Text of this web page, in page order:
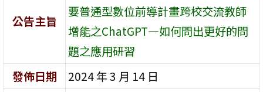
公告主旨
要普通型數位前導計畫跨校交流教師
增能之ChatGPT―如何問出更好的問
題之應用研習
發佈日期
2024 年 3 月 14 日